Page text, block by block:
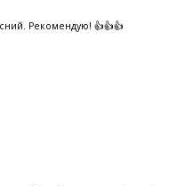
Рекомендую! 👍👍👍